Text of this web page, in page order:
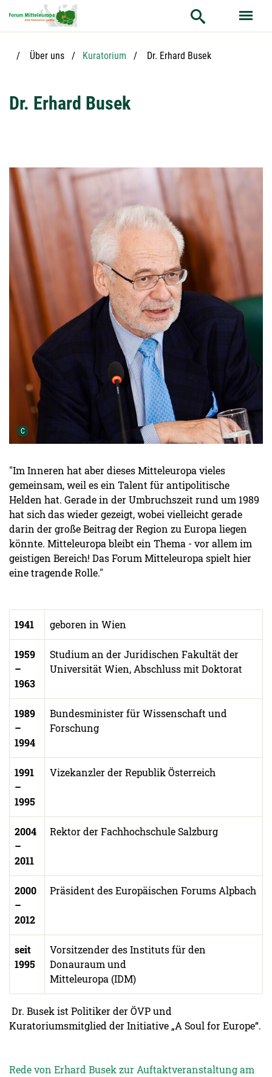
Hauptnavigation
Hauptinhalt
ServiceÜber uns Kuratorium Aktuelle Seite:
Dr. Erhard Busek
Dr. Erhard Busek
C
"Im Inneren hat aber dieses Mitteleuropa vieles
gemeinsam, weil es ein Talent für antipolitische
Helden hat. Gerade in der Umbruchszeit rund um 1989
hat sich das wieder gezeigt, wobei vielleicht gerade
darin der große Beitrag der Region zu Europa liegen
könnte. Mitteleuropa bleibt ein Thema - vor allem im
geistigen Bereich! Das Forum Mitteleuropa spielt hier
eine tragende Rolle."
1941 geboren in Wien
1959
–
1963
Studium an der Juridischen Fakultät der
Universität Wien, Abschluss mit Doktorat
1989
–
1994
Bundesminister für Wissenschaft und
Forschung
1991
–
1995
Vizekanzler der Republik Österreich
2004
–
2011
Rektor der Fachhochschule Salzburg
2000
–
2012
Präsident des Europäischen Forums Alpbach
seit
1995
Vorsitzender des Instituts für den
Donauraum und
Mitteleuropa (IDM)
Dr. Busek ist Politiker der ÖVP und
Kuratoriumsmitglied der Initiative „A Soul for Europe“.
Rede von Erhard Busek zur Auftaktveranstaltung am